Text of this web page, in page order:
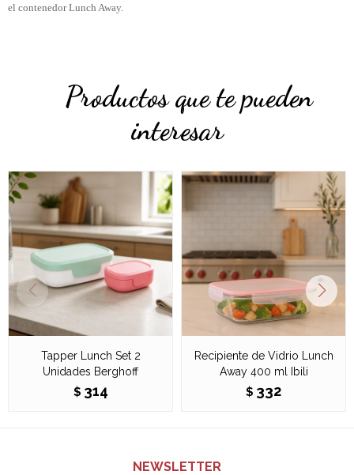
el contenedor Lunch Away.
Productos que te pueden
interesar
Tapper Lunch Set 2
Unidades Berghoff
$ 314
Recipiente de Vidrio Lunch
Away 400 ml Ibili
$ 332
NEWSLETTER